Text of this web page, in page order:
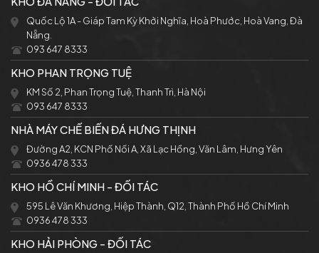
Quốc Lộ 1A - Giáp Tam Kỳ Khởi Nghĩa, Hoà Phước, Hoà Vang, Đà
Nẵng.
093 647 8333
KHO PHAN TRỌNG TUỆ
KM Số 2, Phan Trọng Tuệ, Thanh Trì, Hà Nội
093 647 8333
NHÀ MÁY CHẾ BIẾN ĐÁ HƯNG THỊNH
Đường A2, KCN Phố Nối A, Xã Lạc Hồng, Văn Lâm, Hưng Yên
0936 478 333
KHO HỒ CHÍ MINH - ĐỐI TÁC
595 Lê Văn Khương, Hiệp Thành, Q12, Thành Phố Hồ Chí Minh
0936 478 333
KHO HẢI PHÒNG - ĐỐI TÁC